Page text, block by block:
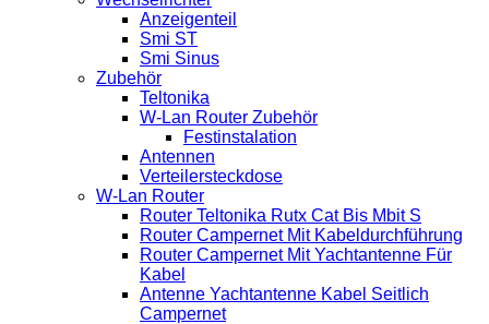
Anzeigenteil
Smi ST
Smi Sinus
Zubehör
Teltonika
W-Lan Router Zubehör
Festinstalation
Antennen
Verteilersteckdose
W-Lan Router
Router Teltonika Rutx Cat Bis Mbit S
Router Campernet Mit Kabeldurchführung
Router Campernet Mit Yachtantenne Für
Kabel
Antenne Yachtantenne Kabel Seitlich
Campernet